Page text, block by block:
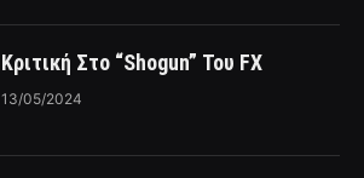
Κριτική Στο “Shogun” Του FX
13/05/2024